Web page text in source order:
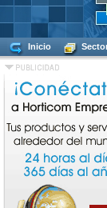
Inicio